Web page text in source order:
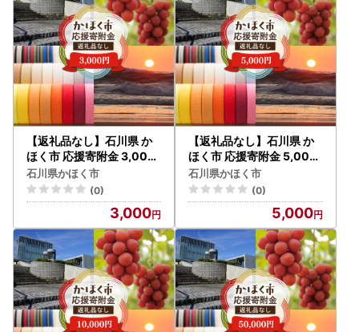
【返礼品なし】石川県 か
ほく市 応援寄附金 3,000
円分 | 支援 純粋寄附
石川県かほく市
(0)
3,000
【返礼品なし】石川県 か
ほく市 応援寄附金 5,000
円分 | 支援 純粋寄附
石川県かほく市
(0)
5,000